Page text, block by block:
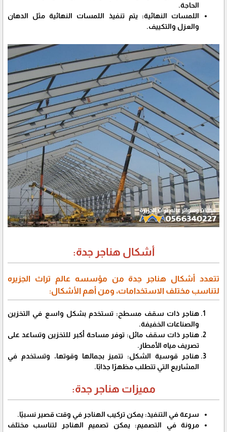
الحاجة.
اللمسات النهائية: يتم تنفيذ اللمسات النهائية مثل الدهان
والعزل والتكييف.
أشكال هناجر جدة:
تتعدد أشكال هناجر جدة من مؤسسه عالم تراث الجزيره
لتناسب مختلف الاستخدامات، ومن أهم الأشكال:
هناجر ذات سقف مسطح: تستخدم بشكل واسع في التخزين
والصناعات الخفيفة.
هناجر ذات سقف مائل: توفر مساحة أكبر للتخزين وتساعد على
تصريف مياه الأمطار.
هناجر قوسية الشكل: تتميز بجمالها وقوتها، وتستخدم في
المشاريع التي تتطلب مظهرًا جذابًا.
مميزات هناجر جدة:
سرعة في التنفيذ: يمكن تركيب الهناجر في وقت قصير نسبيًا.
مرونة في التصميم: يمكن تصميم الهناجر لتناسب مختلف